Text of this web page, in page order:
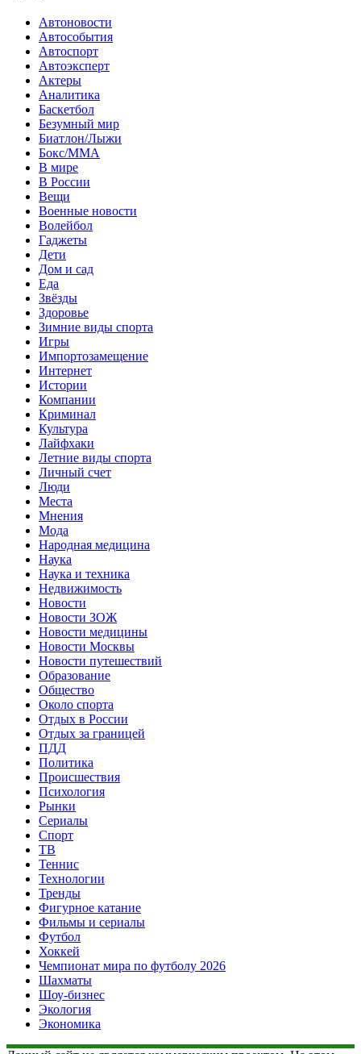
Автоновости
Автособытия
Автоспорт
Автоэксперт
Актеры
Аналитика
Баскетбол
Безумный мир
Биатлон/Лыжи
Бокс/MMA
В мире
В России
Вещи
Военные новости
Волейбол
Гаджеты
Дети
Дом и сад
Еда
Звёзды
Здоровье
Зимние виды спорта
Игры
Импортозамещение
Интернет
Истории
Компании
Криминал
Культура
Лайфхаки
Летние виды спорта
Личный счет
Люди
Места
Мнения
Мода
Народная медицина
Наука
Наука и техника
Недвижимость
Новости
Новости ЗОЖ
Новости медицины
Новости Москвы
Новости путешествий
Образование
Общество
Около спорта
Отдых в России
Отдых за границей
ПДД
Политика
Происшествия
Психология
Рынки
Сериалы
Спорт
ТВ
Теннис
Технологии
Тренды
Фигурное катание
Фильмы и сериалы
Футбол
Хоккей
Чемпионат мира по футболу 2026
Шахматы
Шоу-бизнес
Экология
Экономика